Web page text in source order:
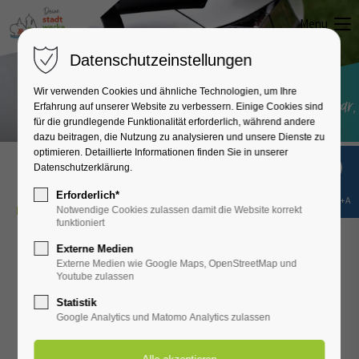
Menu
E-Mobilität
Shift+Alt+A
Datenschutzeinstellungen
Wir verwenden Cookies und ähnliche Technologien, um Ihre
Erfahrung auf unserer Website zu verbessern. Einige Cookies sind
für die grundlegende Funktionalität erforderlich, während andere
dazu beitragen, die Nutzung zu analysieren und unsere Dienste zu
optimieren. Detaillierte Informationen finden Sie in unserer
Datenschutzerklärung.
Erforderlich*
Notwendige Cookies zulassen damit die Website korrekt
funktioniert
Externe Medien
Externe Medien wie Google Maps, OpenStreetMap und
Youtube zulassen
Statistik
Google Analytics und Matomo Analytics zulassen